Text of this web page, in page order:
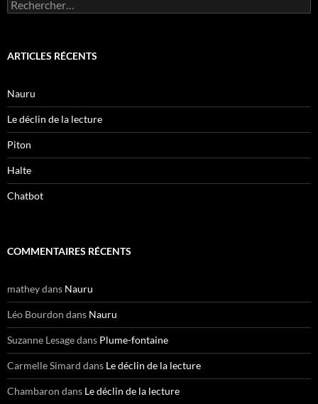
ARTICLES RÉCENTS
Nauru
Le déclin de la lecture
Piton
Halte
Chatbot
COMMENTAIRES RÉCENTS
matheydans Nauru
Léo Bourdon dans Nauru
Suzanne Lesagedans Plume-fontaine
Carmelle Simard dans Le déclin de la lecture
Chambaron dans Le déclin de la lecture